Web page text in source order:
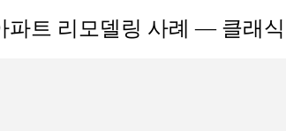
파트 리모델링 사례 — 클래